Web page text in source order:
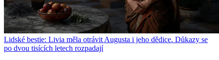
Lidské bestie: Livia měla otrávit Augusta i jeho dědice. Důkazy se
po dvou tisících letech rozpadají